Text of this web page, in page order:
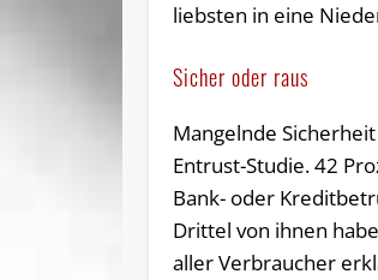
liebsten in eine
Sicher oder raus
Mangelnde
Entrust-Studie. 42
Bank- oder
Drittel von ihnen
aller Verbraucher